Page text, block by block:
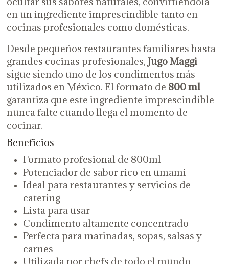
en un ingrediente imprescindible tanto en
cocinas profesionales como domésticas.
Desde pequeños restaurantes familiares hasta
grandes cocinas profesionales, Jugo Maggi
sigue siendo uno de los condimentos más
utilizados en México. El formato de 800 ml
garantiza que este ingrediente imprescindible
nunca falte cuando llega el momento de
cocinar.
Beneficios
Formato profesional de 800ml
Potenciador de sabor rico en umami
Ideal para restaurantes y servicios de
catering
Lista para usar
Condimento altamente concentrado
Perfecta para marinadas, sopas, salsas y
carnes
Utilizada por chefs de todo el mundo